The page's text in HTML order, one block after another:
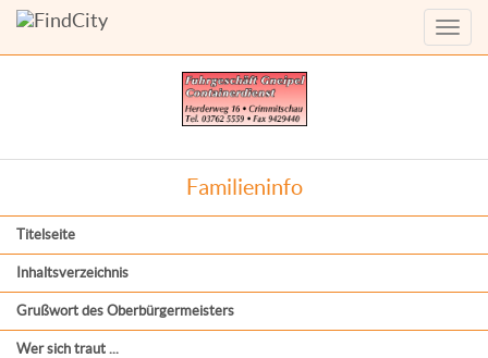
Menü
Familieninfo
Titelseite
Inhaltsverzeichnis
Grußwort des Oberbürgermeisters
Wer sich traut ...